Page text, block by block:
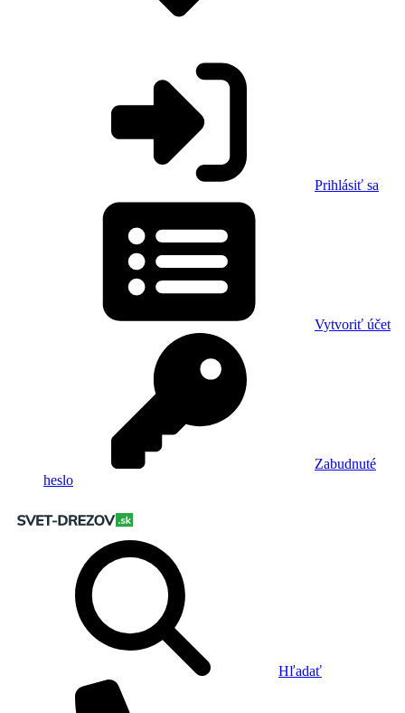
Prihlásiť sa
Vytvoriť účet
Zabudnuté
heslo
Hľadať